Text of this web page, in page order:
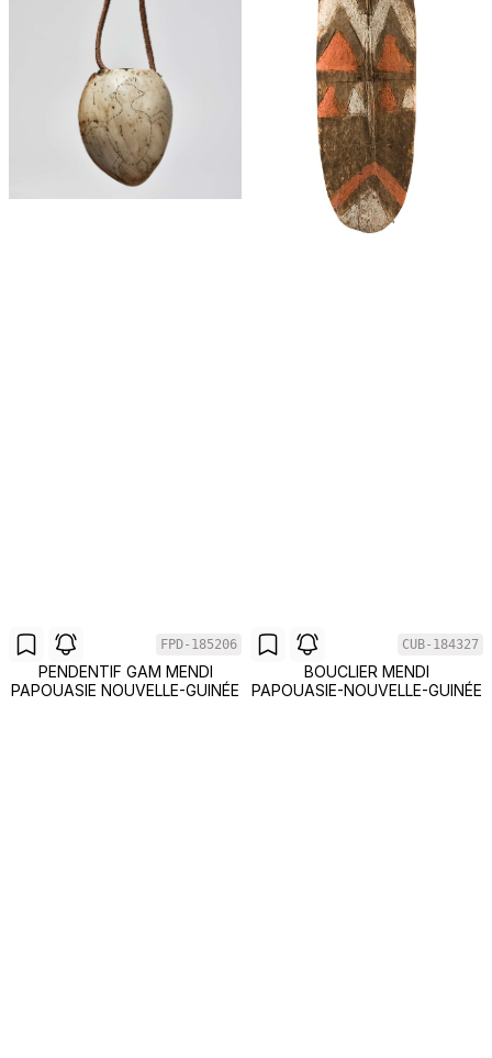
FPD-185206
PENDENTIF GAM MENDI
PAPOUASIE NOUVELLE-GUINÉE
CUB-184327
BOUCLIER MENDI
PAPOUASIE-NOUVELLE-GUINÉE